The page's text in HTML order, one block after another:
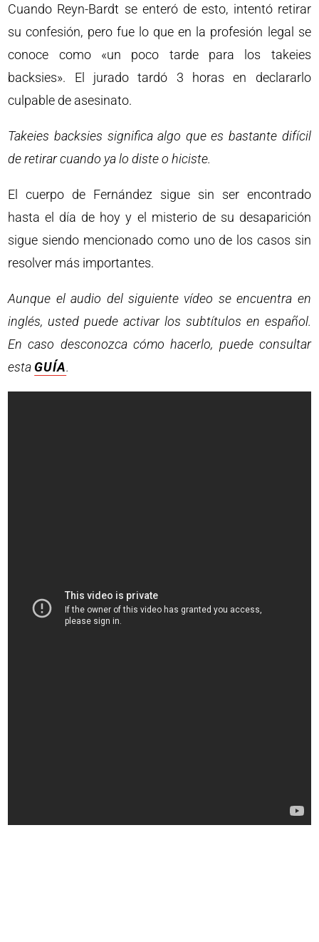
Cuando Reyn-Bardt se enteró de esto, intentó retirar
su confesión, pero fue lo que en la profesión legal se
conoce como «un poco tarde para los takeies
backsies». El jurado tardó 3 horas en declararlo
culpable de asesinato.
Takeies backsies significa algo que es bastante difícil
de retirar cuando ya lo diste o hiciste.
El cuerpo de Fernández sigue sin ser encontrado
hasta el día de hoy y el misterio de su desaparición
sigue siendo mencionado como uno de los casos sin
resolver más importantes.
Aunque el audio del siguiente vídeo se encuentra en
inglés, usted puede activar los subtítulos en español.
En caso desconozca cómo hacerlo, puede consultar
esta GUÍA.